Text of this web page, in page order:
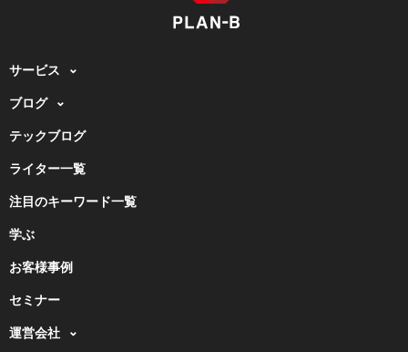
サービス
ブログ
テックブログ
ライター一覧
注目のキーワード一覧
学ぶ
お客様事例
セミナー
運営会社